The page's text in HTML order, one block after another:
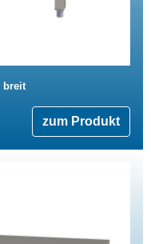
breit
zum Produkt